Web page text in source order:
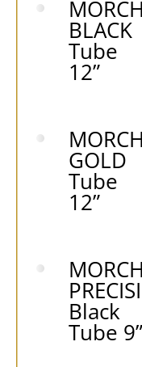
MORCH
BLACK
Tube
12”
MORCH
GOLD
Tube
12”
MORCH
Black
Tube 9”